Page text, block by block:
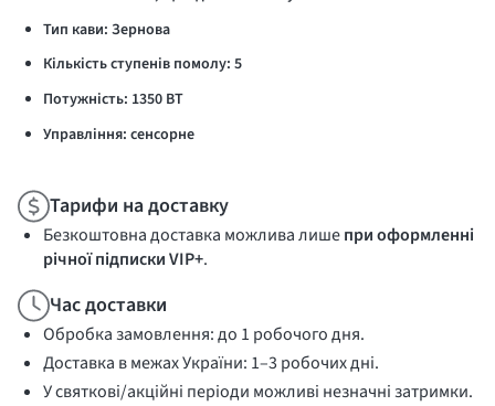
Тип кави: Зернова
Кількість ступенів помолу: 5
Потужність: 1350 ВТ
Управління: сенсорне
Тарифи на доставку
Безкоштовна доставка можлива лишепри оформленні
річної підписки VIP+.
Час доставки
Обробка замовлення: до 1 робочого дня.
Доставка в межах України: 1–3 робочих дні.
У святкові/акційні періоди можливі незначні затримки.